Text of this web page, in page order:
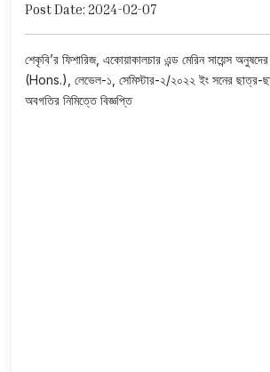
Post Date: 2024-02-07
শেকৃবি’র ফিশারিজ, একোয়াকালচার এন্ড মেরিন সায়েন্স
(Hons.), লেভেল-১, সেমিস্টার-২/২০২২ ইং সনের ছাত্র-
অবগতির নিমিত্তে বিজ্ঞপ্তি